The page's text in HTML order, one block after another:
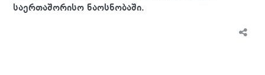
საერთაშორისო ნაოსნობაში.